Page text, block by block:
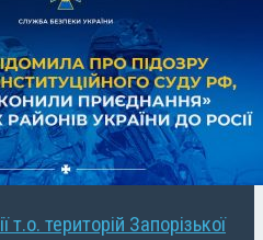
т.о. територій Запорізької